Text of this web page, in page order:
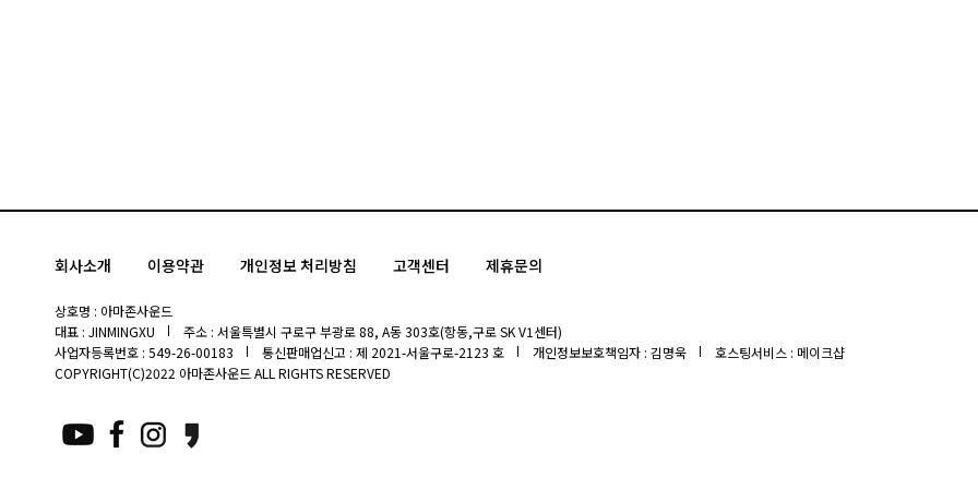
회사소개 이용약관 개인정보 처리방침 고객센터 제휴문의
상호명 : 아마존사운드
대표 : JINMINGXU
주소 : 서울특별시 구로구 부광로 88, A동 303호(항동,구로 SK V1센터)
사업자등록번호 : 549-26-00183
통신판매업신고 : 제 2021-서울구로-2123 호 개인정보보호책임자 : 김명욱
호스팅서비스 : 메이크샵
COPYRIGHT(C)2022 아마존사운드 ALL RIGHTS RESERVED